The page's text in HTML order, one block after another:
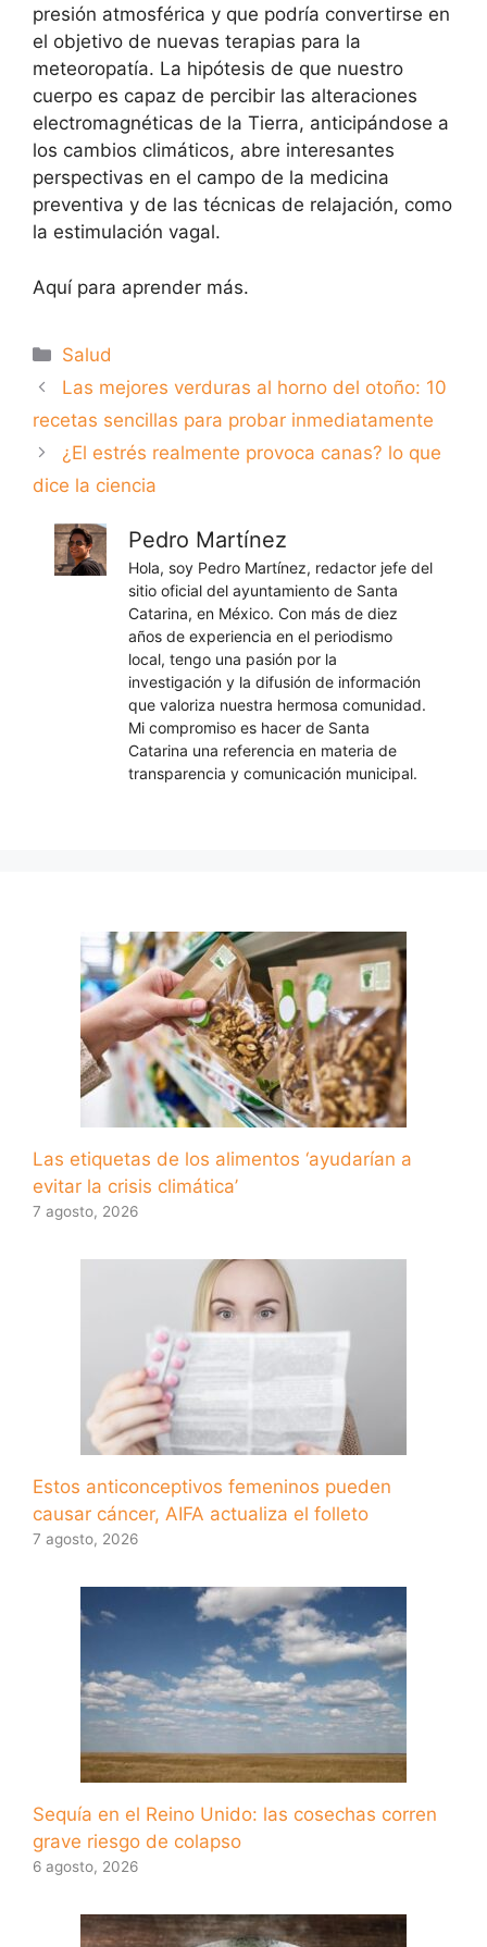
presión atmosférica y que podría convertirse en
el objetivo de nuevas terapias para la
meteoropatía. La hipótesis de que nuestro
cuerpo es capaz de percibir las alteraciones
electromagnéticas de la Tierra, anticipándose a
los cambios climáticos, abre interesantes
perspectivas en el campo de la medicina
preventiva y de las técnicas de relajación, como
la estimulación vagal.
Aquí para aprender más.
Categorías
Salud
Las mejores verduras al horno del otoño: 10
recetas sencillas para probar inmediatamente
¿El estrés realmente provoca canas? lo que
dice la ciencia
Pedro Martínez
Hola, soy Pedro Martínez, redactor jefe del
sitio oficial del ayuntamiento de Santa
Catarina, en México. Con más de diez
años de experiencia en el periodismo
local, tengo una pasión por la
investigación y la difusión de información
que valoriza nuestra hermosa comunidad.
Mi compromiso es hacer de Santa
Catarina una referencia en materia de
transparencia y comunicación municipal.
Las etiquetas de los alimentos ‘ayudarían a
evitar la crisis climática’
7 agosto, 2026
Estos anticonceptivos femeninos pueden
causar cáncer, AIFA actualiza el folleto
7 agosto, 2026
Sequía en el Reino Unido: las cosechas corren
grave riesgo de colapso
6 agosto, 2026